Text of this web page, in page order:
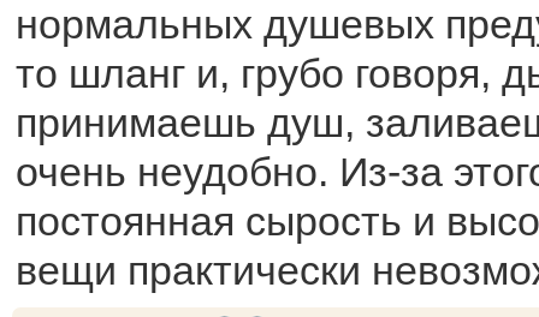
нормальных душевых
то шланг и, грубо говоря,
принимаешь душ,
очень неудобно. Из-за
постоянная сырость и
вещи практически